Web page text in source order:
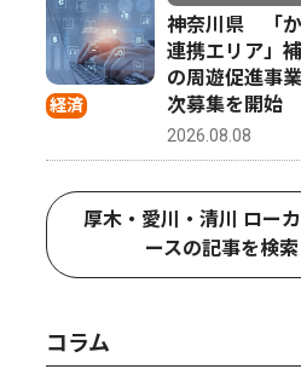
経済
神奈川県 「
連携エリア」
の周遊促進事
次募集を開始
2026.08.08
厚木・愛川・清川 ロー
ースの記事を検索
コラム